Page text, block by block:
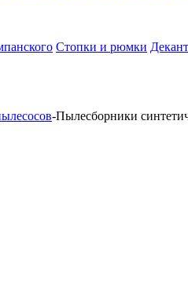
Стопки и рюмки
-Пылесборники